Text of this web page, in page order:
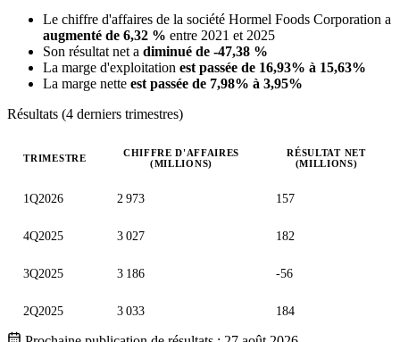
Le chiffre d'affaires de la société Hormel Foods Corporation a
augmenté de 6,32 % entre 2021 et 2025
Son résultat net a diminué de -47,38 %
La marge d'exploitation est passée de 16,93% à 15,63%
La marge nette est passée de 7,98% à 3,95%
Résultats (4 derniers trimestres)
TRIMESTRE
CHIFFRE D'AFFAIRES
(MILLIONS)
RÉSULTAT NET
(MILLIONS)
1Q2026 2 973 157
4Q2025 3 027 182
3Q2025 3 186 -56
2Q2025 3 033 184